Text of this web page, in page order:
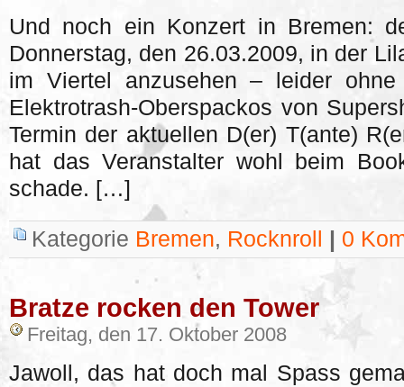
Und noch ein Konzert in Bremen:
Donnerstag, den 26.03.2009, in der
im Viertel anzusehen – leider
Elektrotrash-Oberspackos von
Termin der aktuellen D(er) T(ante)
hat das Veranstalter wohl beim
schade. […]
Kategorie Bremen, Rocknroll 0
Bratze rocken den Tower
Freitag, den 17. Oktober 2008
Jawoll, das hat doch mal Spass